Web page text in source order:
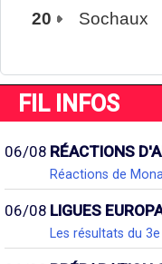
20
Sochaux
FIL INFOS
06/08 RÉACTIONS
Réactions de
06/08 LIGUES
Les résultats du